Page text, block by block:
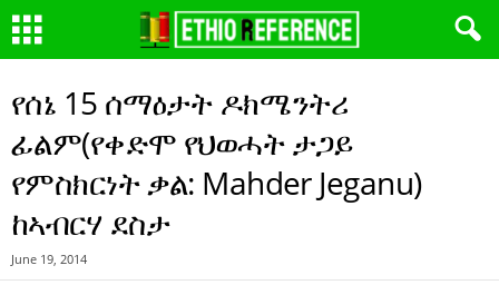
የሰኔ 15 ሰማዕታት ዶክሜንትሪ
ፊልም(የቀድሞ የህወሓት ታጋይ
የምስክርነት ቃል: Mahder Jeganu)
ከኣብርሃ ደስታ
June 19, 2014